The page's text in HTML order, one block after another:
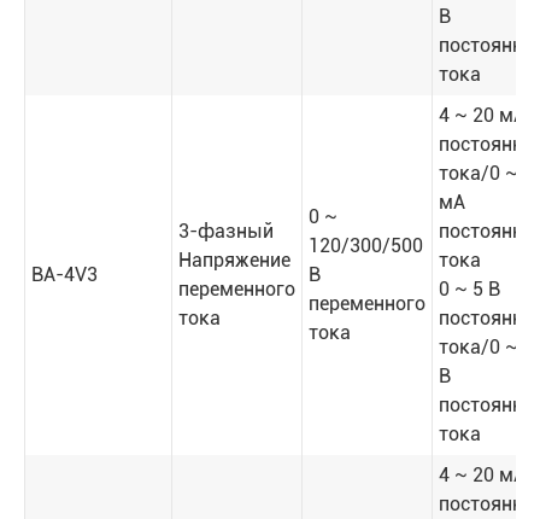
В
тока
BA-4V3
3-фазный
Напряжение
переменного
тока
0 ~
120/300/500
В
переменного
тока
4 ~ 20 мА
тока/0 ~
мА
тока
0 ~ 5 В
тока/0 ~
В
тока
4 ~ 20 мА